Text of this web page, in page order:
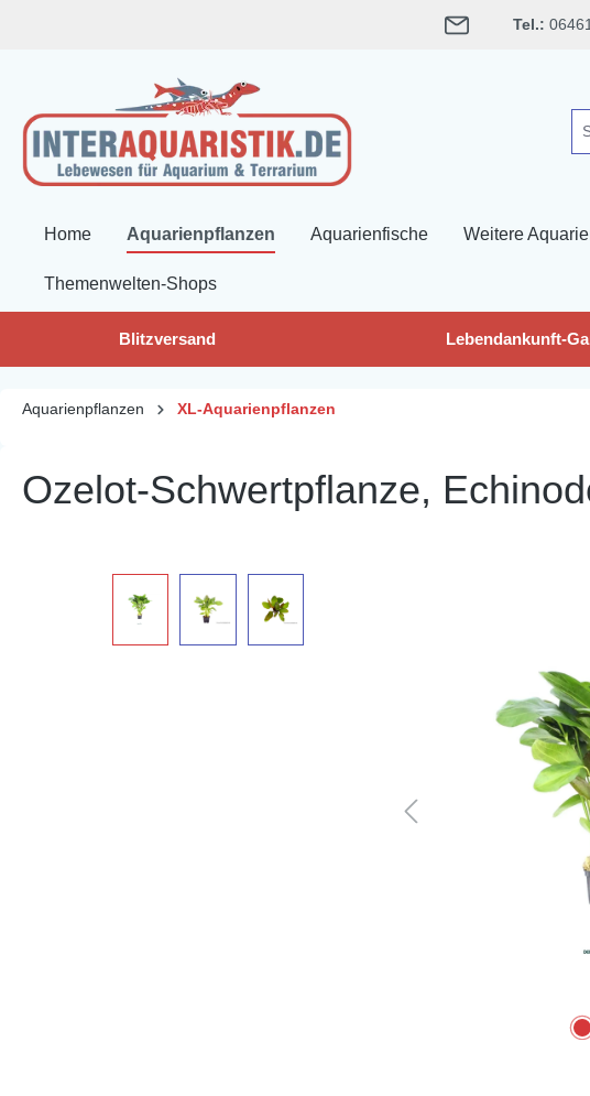
Tel.:
Home Aquarienpflanzen Aquarienfische Weitere
Themenwelten-Shops
Blitzversand Lebendankunft-
Aquarienpflanzen XL-Aquarienpflanzen
Ozelot-Schwertpflanze,